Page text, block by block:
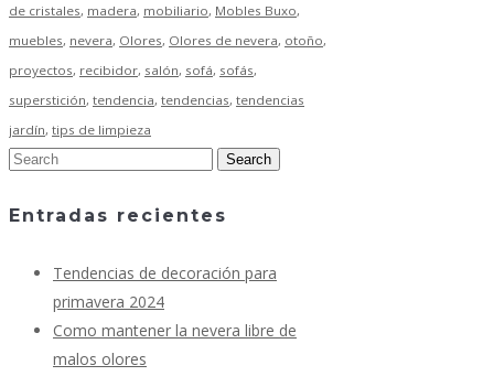
de cristales, madera, mobiliario, Mobles Buxo,
muebles, nevera, Olores, Olores de nevera, otoño,
proyectos, recibidor, salón, sofá, sofás,
superstición, tendencia, tendencias, tendencias
jardín, tips de limpieza
Entradas recientes
Tendencias de decoración para
primavera 2024
Como mantener la nevera libre de
malos olores